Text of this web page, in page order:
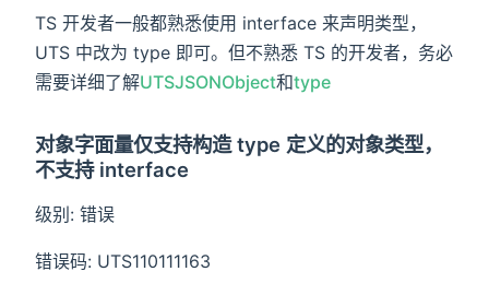
TS 开发者一般都熟悉使用 interface 来声明类型，
UTS 中改为 type 即可。但不熟悉 TS 的开发者，务必
需要详细了解UTSJSONObject和type
对象字面量仅支持构造 type 定义的对象类型，
不支持 interface
级别: 错误
错误码: UTS110111163